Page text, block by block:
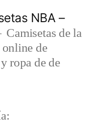
NBA –
Camisetas de la
de
ropa de de